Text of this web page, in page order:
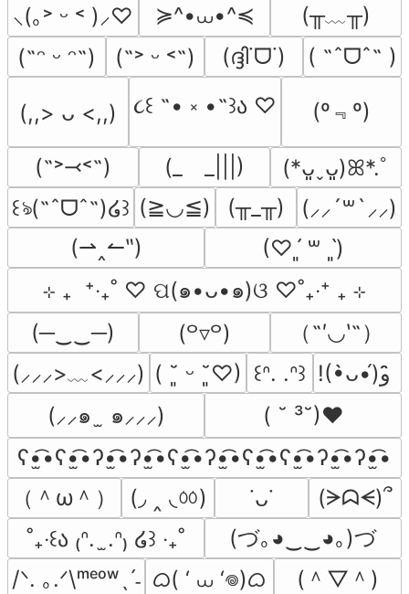
⸜(｡˃ ᵕ ˂ )⸝♡ ≽^•⩊•^≼
(╥﹏╥)
(˶ᵔ ᵕ ᵔ˶)
(˶˃ ᵕ ˂˶) (ദ്ദി˙ᗜ˙) ( ˶ˆᗜˆ˵ )
(,,> ᴗ <,,) ૮꒰ ˶• ༝ •˶꒱ა ♡ (º﹃º)
(˶˃⤙˂˶) (_　_|||)
(*ᴗ͈ˬᴗ͈)ꕤ*.ﾟ
꒰ঌ(˶ˆᗜˆ˵)໒꒱ (≧◡≦) (╥_╥)
(⸝⸝´꒳`⸝⸝)
(⇀‸↼‶)
(♡ˊ͈ ꒳ ˋ͈)
⊹ ₊  ⁺‧₊˚ ♡ ପ(๑•ᴗ•๑)ଓ ♡˚₊‧⁺ ₊ ⊹
(─‿‿─)
(꒪▿꒪)
（˶′◡‵˶）
(⸝⸝⸝>﹏<⸝⸝⸝) ( ˘͈ ᵕ ˘͈♡) ꒰ᐢ. .ᐢ꒱
(⸝⸝๑  ̫ ๑⸝⸝⸝)
( ˘ ³˘)♥
ʕ•̫͡•ʕ•̫͡•ʔ•̫͡•ʔ•̫͡•ʕ•̫͡•ʔ•̫͡•ʕ•̫͡•ʕ•̫͡•ʔ•̫͡•ʔ•̫͡•
（＾ω＾）
(◞ ‸ ◟ㆀ) ˙ᴗ˙
(ᗒᗣᗕ)՞
˚₊‧꒰ა ₍ᐢ.  ̫.ᐢ₎ ໒꒱ ‧₊˚
(づ｡◕‿‿◕｡)づ
/ᐠ. ｡.ᐟ\ᵐᵉᵒʷˎˊ˗ ᜊ( ‘ ⩊ ‘𖦹)ᜊ
(＾▽＾)